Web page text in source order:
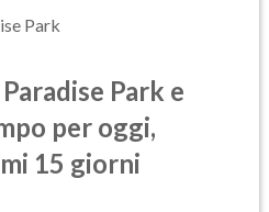
Park
Park e
per oggi,
15 giorni